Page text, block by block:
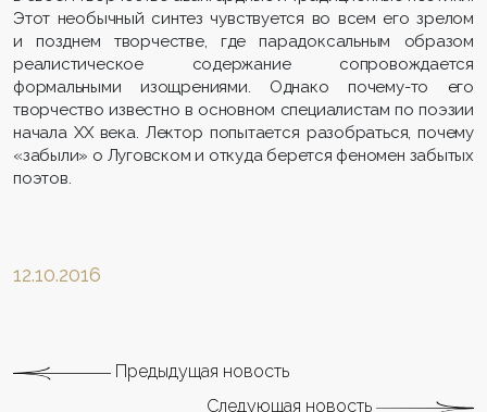
Этот необычный синтез чувствуется во всем его зрелом
и позднем творчестве, где парадоксальным образом
реалистическое содержание сопровождается
формальными изощрениями. Однако почему-то его
творчество известно в основном специалистам по поэзии
начала ХХ века. Лектор попытается разобраться, почему
«забыли» о Луговском и откуда берется феномен забытых
поэтов.
12.10.2016
Предыдущая новость
Следующая новость